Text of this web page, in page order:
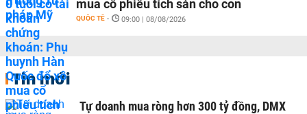
mua cổ phiếu tích sản cho con
QUỐC TẾ - 09:00 | 08/08/2026
Tin mới
Tự doanh mua ròng hơn 300 tỷ đồng, DMX